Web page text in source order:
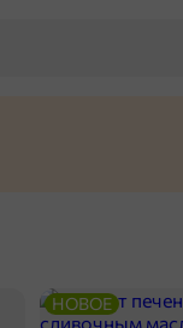
НОВОЕ